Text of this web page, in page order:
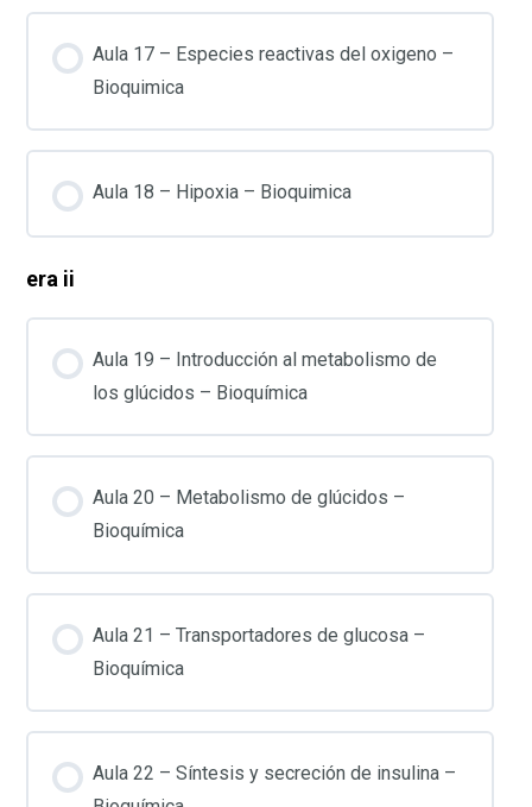
Aula 17 – Especies reactivas del oxigeno –
Bioquimica
Aula 18 – Hipoxia – Bioquimica
era ii
Aula 19 – Introducción al metabolismo de
los glúcidos – Bioquímica
Aula 20 – Metabolismo de glúcidos –
Bioquímica
Aula 21 – Transportadores de glucosa –
Bioquímica
Aula 22 – Síntesis y secreción de insulina –